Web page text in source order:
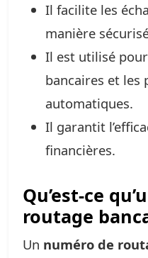
Il facilite les
manière
Il est utilisé
bancaires et les
automatiques.
Il garantit
financières.
Qu’est-ce
routage
Un numéro de